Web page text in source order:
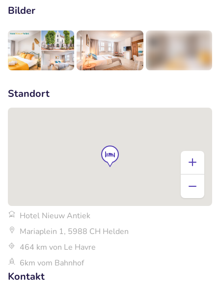
Bilder
Standort
Hotel Nieuw Antiek
Mariaplein 1, 5988 CH Helden
464 km von Le Havre
6km vom Bahnhof
Kontakt